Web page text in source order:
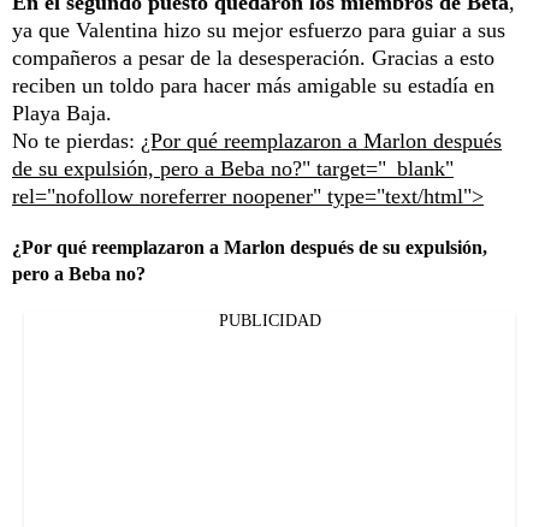
ya que Valentina hizo su mejor esfuerzo para guiar a sus
compañeros a pesar de la desesperación. Gracias a esto
reciben un toldo para hacer más amigable su estadía en
Playa Baja.
No te pierdas: ¿Por qué reemplazaron a Marlon después
de su expulsión, pero a Beba no?" target="_blank"
rel="nofollow noreferrer noopener" type="text/html">
¿Por qué reemplazaron a Marlon después de su expulsión,
pero a Beba no?
PUBLICIDAD